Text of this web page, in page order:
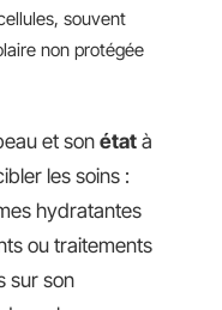
souvent
non protégée
et sonétat à
les soins :
hydratantes
ou traitements
sur son